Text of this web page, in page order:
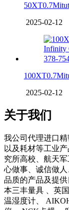
2025-02-12
2025-02-12
关于我们
我公司代理进口
以及耗材等工业
究所高校、航天
心做事、诚信做
品质的产品及提
本三丰量具 、英
温湿度计、